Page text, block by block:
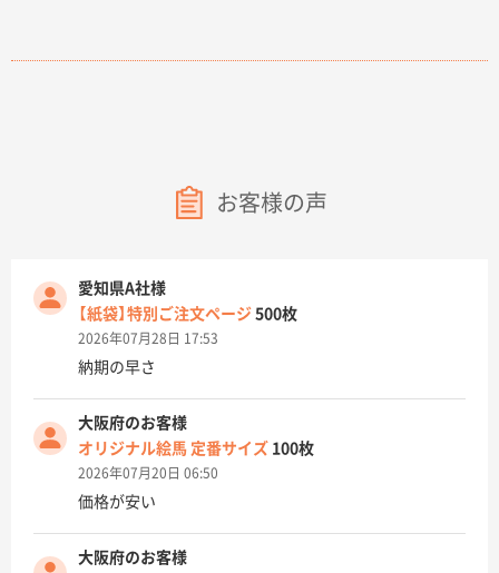
お客様の声
愛知県A社様
【紙袋】特別ご注文ページ 500枚
2026年07月28日 17:53
納期の早さ
大阪府のお客様
オリジナル絵馬 定番サイズ 100枚
2026年07月20日 06:50
価格が安い
大阪府のお客様